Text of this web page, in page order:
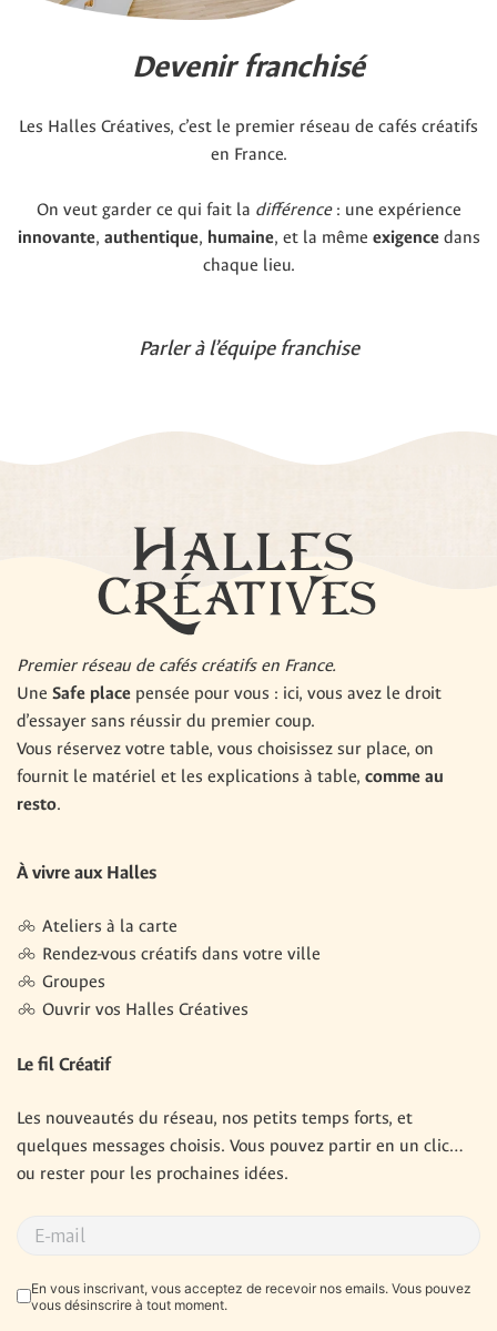
Devenir franchisé
Les Halles Créatives, c’est le premier réseau de cafés créatifs
en France.
On veut garder ce qui fait la différence: une expérience
innovante, authentique, humaine, et la même exigencedans
chaque lieu.
Parler à l’équipe franchise
Premier réseau de cafés créatifs en France.
Une Safe place pensée pour vous : ici, vous avez le droit
d’essayer sans réussir du premier coup.
Vous réservez votre table, vous choisissez sur place, on
fournit le matériel et les explications à table, comme au
resto.
À vivre aux Halles
Ateliers à la carte
Rendez-vous créatifs dans votre ville
Groupes
Ouvrir vos Halles Créatives
Le fil Créatif
Les nouveautés du réseau, nos petits temps forts, et
quelques messages choisis. Vous pouvez partir en un clic…
ou rester pour les prochaines idées.
RGPD*
En vous inscrivant, vous acceptez de recevoir nos emails. Vous pouvez
vous désinscrire à tout moment.